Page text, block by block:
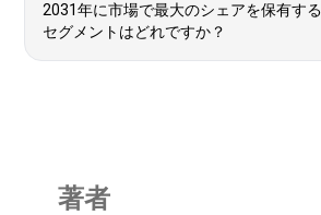
2031年に市場で最大のシェアを保有す
セグメントはどれですか？
著者